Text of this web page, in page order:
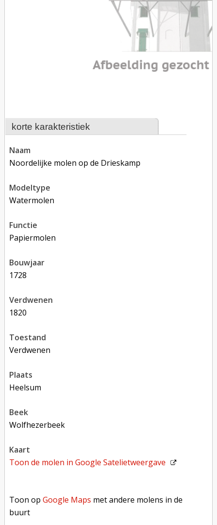
korte karakteristiek
naam
Noordelijke molen op de Drieskamp
modeltype
Watermolen
functie
papiermolen
bouwjaar
1728
verdwenen
1820
toestand
verdwenen
plaats
Heelsum
beek
Wolfhezerbeek
kaart
Toon de molen inGoogle Satelietweergave
Toon opGoogle Maps met andere molens in de
buurt